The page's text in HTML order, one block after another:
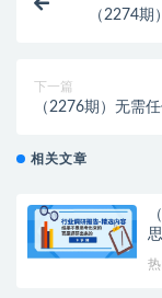
（2274期
下一篇
（2276期）无需
相关文章
热